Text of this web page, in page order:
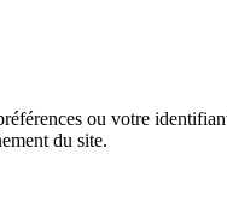
ou votre
du site.